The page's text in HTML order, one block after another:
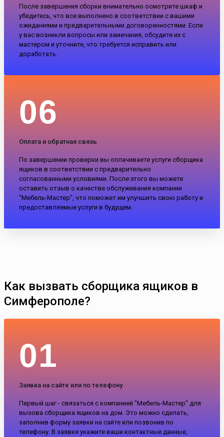
После завершения сборки внимательно осмотрите шкаф и
убедитесь, что все выполнено в соответствии с вашими
ожиданиями и предварительными договоренностями. Если
у вас возникли вопросы или замечания, обсудите их с
мастером и уточните, что требуется исправить или
доработать.
06
Оплата и обратная связь
По завершении проверки вы оплачиваете услуги сборщика
ящиков в соответствии с предварительно
согласованными условиями. После этого вы можете
оставить отзыв о качестве обслуживания компании
"Мебель-Мастер", что поможет им улучшить свою работу и
предоставляемые услуги в будущем.
Как вызвать сборщика ящиков в
Симферополе?
01
Заявка на сайте или по телефону
Первый шаг - связаться с компанией "Мебель-Мастер" для
вызова сборщика ящиков на дом. Это можно сделать,
заполнив форму заявки на сайте или позвонив по
телефону. В заявке укажите ваши контактные данные,